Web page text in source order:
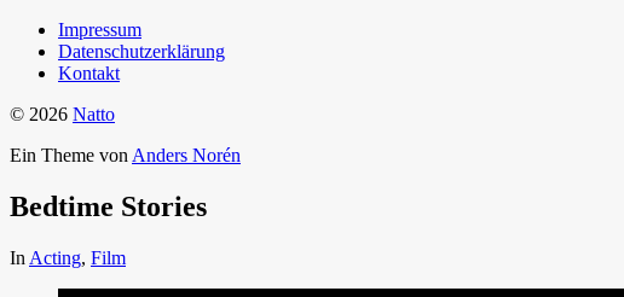
Impressum
Datenschutzerklärung
Kontakt
© 2026 Natto
Ein Theme von Anders Norén
Bedtime Stories
In Acting, Film